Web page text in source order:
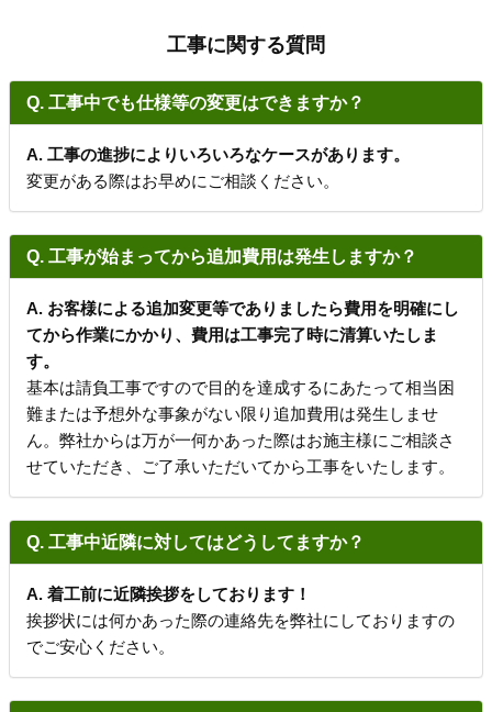
工事に関する質問
Q. 工事中でも仕様等の変更はできますか？
A. 工事の進捗によりいろいろなケースがあります。
変更がある際はお早めにご相談ください。
Q. 工事が始まってから追加費用は発生しますか？
A. お客様による追加変更等でありましたら費用を明確にし
てから作業にかかり、費用は工事完了時に清算いたしま
す。
基本は請負工事ですので目的を達成するにあたって相当困
難または予想外な事象がない限り追加費用は発生しませ
ん。弊社からは万が一何かあった際はお施主様にご相談さ
せていただき、ご了承いただいてから工事をいたします。
Q. 工事中近隣に対してはどうしてますか？
A. 着工前に近隣挨拶をしております！
挨拶状には何かあった際の連絡先を弊社にしておりますの
でご安心ください。